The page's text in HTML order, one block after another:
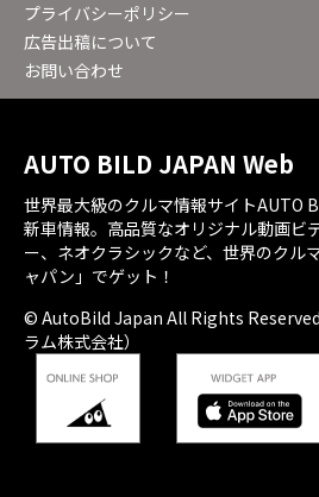
プライバシーポリシー
広告出稿について
お問い合わせ
AUTO BILD JAPAN Web
世界最大級のクルマ情報サイトAUTO
新車情報。高品質なオリジナル動画ビ
ー、ネオクラシックなど、世界のクル
ャパン」でゲット！
© AutoBild Japan All Rights
ラム株式会社）